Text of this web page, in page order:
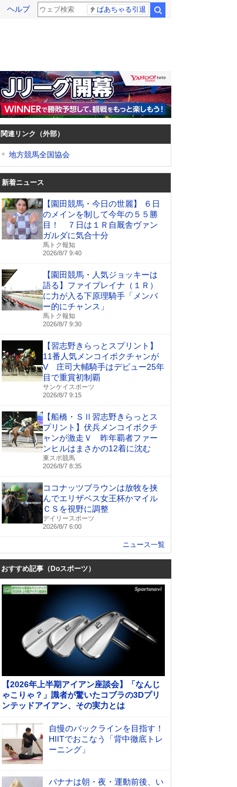
ヘルプ ばあちゃる引退
関連リンク（外部）
地方競馬全国協会
新着ニュース
【園田競馬・今日の世麗】 ６日
のメインを制して今年の５５勝
目！ ７日は１Ｒ自厩舎ヴァン
ガルダに気合十分
馬トク報知
2026/8/7 9:40
【園田競馬・人気ジョッキーは
語る】ファイブレイナ（１Ｒ）
に力が入る下原理騎手「メンバ
ー的にチャンス」
馬トク報知
2026/8/7 9:30
【習志野きらっとスプリント】
11番人気メンコイボクチャンが
V 庄司大輔騎手はデビュー25年
目で重賞初制覇
サンケイスポーツ
2026/8/7 9:15
【船橋・ＳⅡ習志野きらっとス
プリント】伏兵メンコイボクチ
ャンが激走Ｖ 昨年覇者ファー
ンヒルはまさかの12着に沈む
東スポ競馬
2026/8/7 8:35
ココナッツブラウンは放牧を挟
んでエリザベス女王杯かマイル
ＣＳを視野に調整
デイリースポーツ
2026/8/7 6:00
ニュース一覧
おすすめ記事（Doスポーツ）
【2026年上半期アイアン座談会】「なんじ
ゃこりゃ？」識者が驚いたコブラの3Dプリ
ンテッドアイアン、その実力とは
自慢のバックラインを目指す！
HIITでおこなう「背中徹底トレ
ーニング」
バナナは朝・夜・運動前後、い